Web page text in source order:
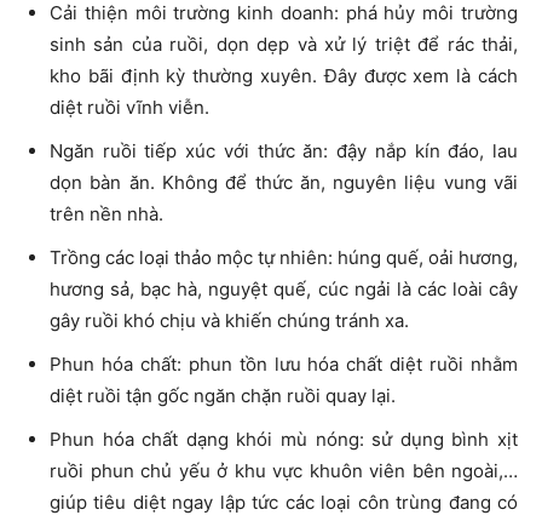
Cải thiện môi trường kinh doanh: phá hủy môi trường
sinh sản của ruồi, dọn dẹp và xử lý triệt để rác thải,
kho bãi định kỳ thường xuyên. Đây được xem là cách
diệt ruồi vĩnh viễn.
Ngăn ruồi tiếp xúc với thức ăn: đậy nắp kín đáo, lau
dọn bàn ăn. Không để thức ăn, nguyên liệu vung vãi
trên nền nhà.
Trồng các loại thảo mộc tự nhiên: húng quế, oải hương,
hương sả, bạc hà, nguyệt quế, cúc ngải là các loài cây
gây ruồi khó chịu và khiến chúng tránh xa.
Phun hóa chất: phun tồn lưu hóa chất diệt ruồi nhằm
diệt ruồi tận gốc ngăn chặn ruồi quay lại.
Phun hóa chất dạng khói mù nóng: sử dụng bình xịt
ruồi phun chủ yếu ở khu vực khuôn viên bên ngoài,…
giúp tiêu diệt ngay lập tức các loại côn trùng đang có